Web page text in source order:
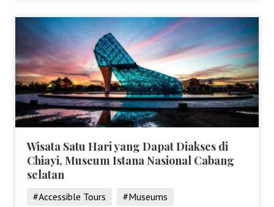
Wisata Satu Hari yang Dapat Diakses di
Chiayi, Museum Istana Nasional Cabang
selatan
#Accessible Tours
#Museums